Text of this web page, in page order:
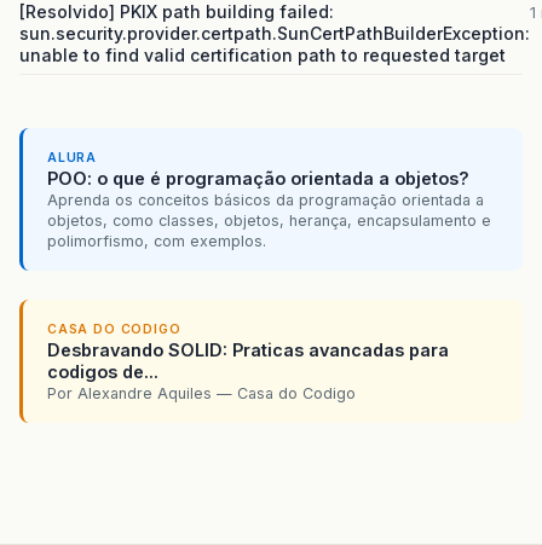
[Resolvido] PKIX path building failed:
sun.security.provider.certpath.SunCertPathBuilderException:
unable to find valid certification path to requested target
ALURA
POO: o que é programação orientada a objetos?
Aprenda os conceitos básicos da programação orientada a
objetos, como classes, objetos, herança, encapsulamento e
polimorfismo, com exemplos.
CASA DO CODIGO
Desbravando SOLID: Praticas avancadas para
codigos de...
Por Alexandre Aquiles — Casa do Codigo